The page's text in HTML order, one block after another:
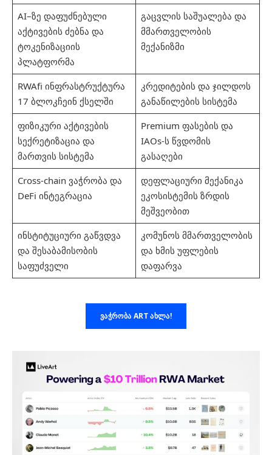
AI–ზე დაფუძნებული
აქტივების ძებნა და
ტოკენიზაციის
პლატფორმა
გაცვლის საშუალება და
მმართველობის
მექანიზმი
RWAfi ინფრასტრუქტურა
17 ბლოკჩეინ ქსელში
კრედიტების და ჯილდოს
განაწილების სისტემა
ფიზიკური აქტივების
სექრეტიზაცია და
მართვის სისტემა
Premium ფასების და
IAOs-ს წვდომის
გასაღები
Cross-chain ვაჭრობა და
DeFi ინტეგრაცია
დეფლაციური მექანიკა
ეკოსისტემის ზრდის
მეშვეობით
ინსტიტუციური გაწვდვა
და შესაბამისობის
საფუძველი
კომუნოს მმართველობის
და ხმის უფლების
დაფარვა
ᲕᲐᲭᲠᲝᲑᲐ ART ᲐᲮᲚᲐ!